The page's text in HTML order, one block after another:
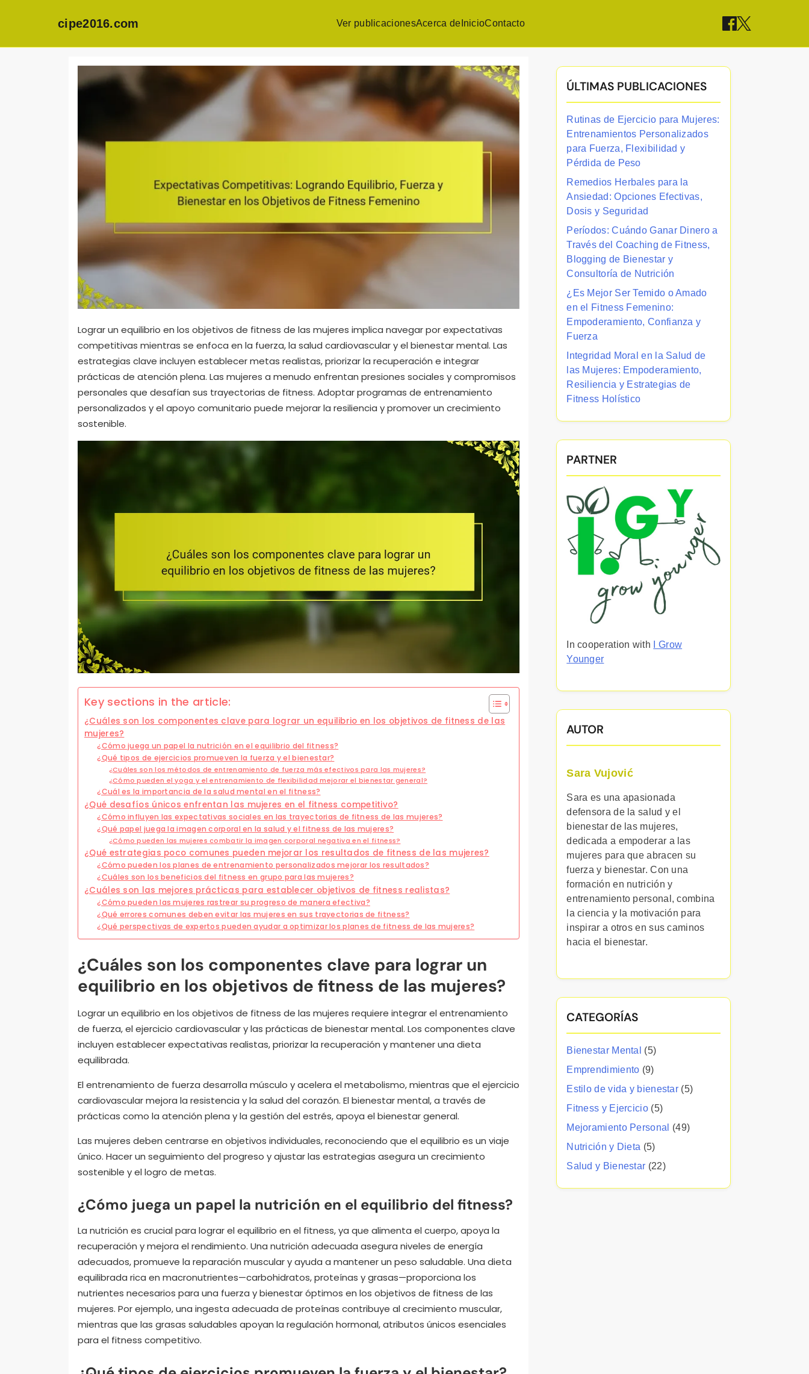
cipe2016.com Ver publicacionesAcerca de InicioContacto
Lograr un equilibrio en los objetivos de fitness de las mujeres implica navegar por expectativas
competitivas mientras se enfoca en la fuerza, la salud cardiovascular y el bienestar mental. Las
estrategias clave incluyen establecer metas realistas, priorizar la recuperación e integrar
prácticas de atención plena. Las mujeres a menudo enfrentan presiones sociales y compromisos
personales que desafían sus trayectorias de fitness. Adoptar programas de entrenamiento
personalizados y el apoyo comunitario puede mejorar la resiliencia y promover un crecimiento
sostenible.
Key sections in the article:
¿Cuáles son los componentes clave para lograr un equilibrio en los objetivos de fitness de las
mujeres?
¿Cómo juega un papel la nutrición en el equilibrio del fitness?
¿Qué tipos de ejercicios promueven la fuerza y el bienestar?
¿Cuáles son los métodos de entrenamiento de fuerza más efectivos para las mujeres?
¿Cómo pueden el yoga y el entrenamiento de flexibilidad mejorar el bienestar general?
¿Cuál es la importancia de la salud mental en el fitness?
¿Qué desafíos únicos enfrentan las mujeres en el fitness competitivo?
¿Cómo influyen las expectativas sociales en las trayectorias de fitness de las mujeres?
¿Qué papel juega la imagen corporal en la salud y el fitness de las mujeres?
¿Cómo pueden las mujeres combatir la imagen corporal negativa en el fitness?
¿Qué estrategias poco comunes pueden mejorar los resultados de fitness de las mujeres?
¿Cómo pueden los planes de entrenamiento personalizados mejorar los resultados?
¿Cuáles son los beneficios del fitness en grupo para las mujeres?
¿Cuáles son las mejores prácticas para establecer objetivos de fitness realistas?
¿Cómo pueden las mujeres rastrear su progreso de manera efectiva?
¿Qué errores comunes deben evitar las mujeres en sus trayectorias de fitness?
¿Qué perspectivas de expertos pueden ayudar a optimizar los planes de fitness de las mujeres?
¿Cuáles son los componentes clave para lograr un
equilibrio en los objetivos de fitness de las mujeres?
Lograr un equilibrio en los objetivos de fitness de las mujeres requiere integrar el entrenamiento
de fuerza, el ejercicio cardiovascular y las prácticas de bienestar mental. Los componentes clave
incluyen establecer expectativas realistas, priorizar la recuperación y mantener una dieta
equilibrada.
El entrenamiento de fuerza desarrolla músculo y acelera el metabolismo, mientras que el ejercicio
cardiovascular mejora la resistencia y la salud del corazón. El bienestar mental, a través de
prácticas como la atención plena y la gestión del estrés, apoya el bienestar general.
Las mujeres deben centrarse en objetivos individuales, reconociendo que el equilibrio es un viaje
único. Hacer un seguimiento del progreso y ajustar las estrategias asegura un crecimiento
sostenible y el logro de metas.
¿Cómo juega un papel la nutrición en el equilibrio del fitness?
La nutrición es crucial para lograr el equilibrio en el fitness, ya que alimenta el cuerpo, apoya la
recuperación y mejora el rendimiento. Una nutrición adecuada asegura niveles de energía
adecuados, promueve la reparación muscular y ayuda a mantener un peso saludable. Una dieta
equilibrada rica en macronutrientes—carbohidratos, proteínas y grasas—proporciona los
nutrientes necesarios para una fuerza y bienestar óptimos en los objetivos de fitness de las
mujeres. Por ejemplo, una ingesta adecuada de proteínas contribuye al crecimiento muscular,
mientras que las grasas saludables apoyan la regulación hormonal, atributos únicos esenciales
para el fitness competitivo.
ÚLTIMAS PUBLICACIONES
Rutinas de Ejercicio para Mujeres:
Entrenamientos Personalizados
para Fuerza, Flexibilidad y
Pérdida de Peso
Remedios Herbales para la
Ansiedad: Opciones Efectivas,
Dosis y Seguridad
Períodos: Cuándo Ganar Dinero a
Través del Coaching de Fitness,
Blogging de Bienestar y
Consultoría de Nutrición
¿Es Mejor Ser Temido o Amado
en el Fitness Femenino:
Empoderamiento, Confianza y
Fuerza
Integridad Moral en la Salud de
las Mujeres: Empoderamiento,
Resiliencia y Estrategias de
Fitness Holístico
PARTNER
In cooperation with
I Grow
Younger
AUTOR
Sara Vujović
Sara es una apasionada
defensora de la salud y el
bienestar de las mujeres,
dedicada a empoderar a las
mujeres para que abracen su
fuerza y bienestar. Con una
formación en nutrición y
entrenamiento personal, combina
la ciencia y la motivación para
inspirar a otros en sus caminos
hacia el bienestar.
CATEGORÍAS
Bienestar Mental
(5)
Emprendimiento (9)
Estilo de vida y bienestar (5)
Fitness y Ejercicio (5)
Mejoramiento Personal
(49)
Nutrición y Dieta (5)
Salud y Bienestar (22)